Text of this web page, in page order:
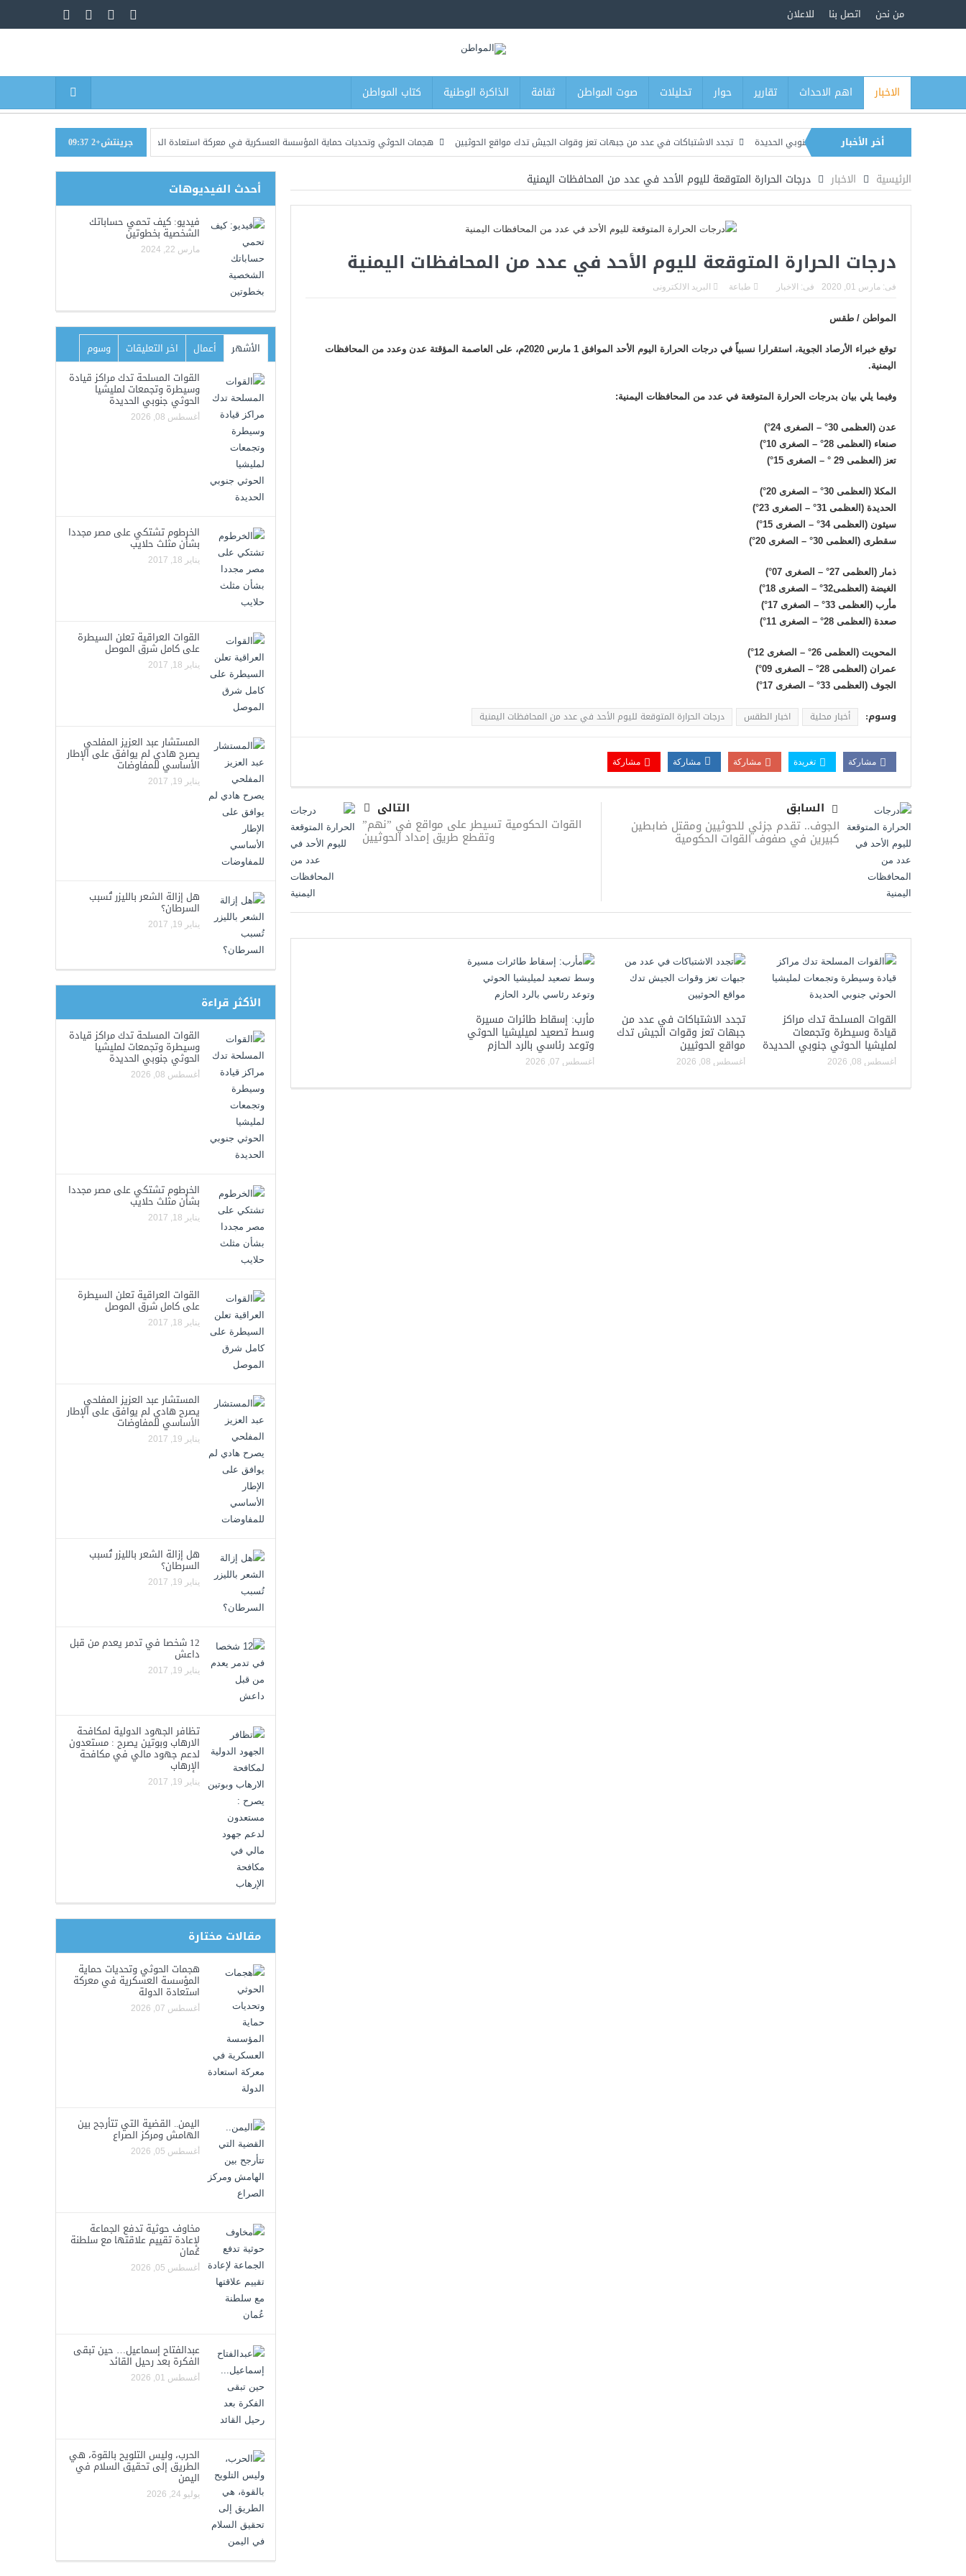
من نحن اتصل بنا للاعلان
الاخبار اهم الاحداث تقارير حوار تحليلات صوت المواطن ثقافة الذاكرة الوطنية كتاب المواطن
أخر الأخبار
وتجمعات لمليشيا الحوثي جنوبي الحديدة تجدد الاشتباكات في عدد من جبهات تعز وقوات الجيش تدك مواقع الحوثيين هجمات الحوثي وتحديات حماية المؤسسة العسكرية في معركة استعادة الدولة
مأرب: إسقاط طائرات مسيرة وسط تصعيد
جرينتش+2 09:37
الرئيسية الاخبار درجات الحرارة المتوقعة لليوم الأحد في عدد من المحافظات اليمنية
درجات الحرارة المتوقعة لليوم الأحد في عدد من المحافظات اليمنية
فى:مارس 01, 2020 فى: الاخبار طباعة البريد الالكترونى
المواطن / طقس
توقع خبراء الأرصاد الجوية، استقرارا نسبياً في درجات الحرارة اليوم الأحد الموافق 1 مارس 2020م، على العاصمة المؤقتة عدن وعدد من المحافظات
اليمنية.
وفيما يلي بيان بدرجات الحرارة المتوقعة في عدد من المحافظات اليمنية:
عدن (العظمى 30° – الصغرى 24°)
صنعاء (العظمى 28° – الصغرى 10°)
تعز (العظمى 29 ° – الصغرى 15°)
المكلا (العظمى 30° – الصغرى 20°)
الحديدة (العظمى 31° – الصغرى 23°)
سيئون (العظمى 34° – الصغرى 15°)
سقطرى (العظمى 30° – الصغرى 20°)
ذمار (العظمى 27° – الصغرى 07°)
الغيضة (العظمى32° – الصغرى 18°)
مأرب (العظمى 33° – الصغرى 17°)
صعدة (العظمى 28° – الصغرى 11°)
المحويت (العظمى 26° – الصغرى 12°)
عمران (العظمى 28° – الصغرى 09°)
الجوف (العظمى 33° – الصغرى 17°)
وسوم: أخبار محلية اخبار الطقس درجات الحرارة المتوقعة لليوم الأحد في عدد من المحافظات اليمنية
مشاركة تغريدة مشاركة مشاركة مشاركة
السابق
الجوف.. تقدم جزئي للحوثيين ومقتل ضابطين
كبيرين في صفوف القوات الحكومية
التالى
القوات الحكومية تسيطر على مواقع في ”نهم”
وتقطع طريق إمداد الحوثيين
القوات المسلحة تدك مراكز
قيادة وسيطرة وتجمعات
لمليشيا الحوثي جنوبي الحديدة
أغسطس 08, 2026
تجدد الاشتباكات في عدد من
جبهات تعز وقوات الجيش تدك
مواقع الحوثيين
أغسطس 08, 2026
مأرب: إسقاط طائرات مسيرة
وسط تصعيد لميليشيا الحوثي
وتوعد رئاسي بالرد الحازم
أغسطس 07, 2026
أحدث الفيديوهات
فيديو: كيف تحمي حساباتك
الشخصية بخطوتين
مارس 22, 2024
الأشهر أعمال اخر التعليقات
وسوم
القوات المسلحة تدك مراكز قيادة
وسيطرة وتجمعات لمليشيا
الحوثي جنوبي الحديدة
أغسطس 08, 2026
الخرطوم تشتكي على مصر مجددا
بشأن مثلث حلايب
يناير 18, 2017
القوات العراقية تعلن السيطرة
على كامل شرق الموصل
يناير 18, 2017
المستشار عبد العزيز المفلحي
يصرح هادي لم يوافق على الإطار
الأساسي للمفاوضات
يناير 19, 2017
هل إزالة الشعر بالليزر تُسبب
السرطان؟
يناير 19, 2017
الأكثر قراءة
القوات المسلحة تدك مراكز قيادة
وسيطرة وتجمعات لمليشيا
الحوثي جنوبي الحديدة
أغسطس 08, 2026
الخرطوم تشتكي على مصر مجددا
بشأن مثلث حلايب
يناير 18, 2017
القوات العراقية تعلن السيطرة
على كامل شرق الموصل
يناير 18, 2017
المستشار عبد العزيز المفلحي
يصرح هادي لم يوافق على الإطار
الأساسي للمفاوضات
يناير 19, 2017
هل إزالة الشعر بالليزر تُسبب
السرطان؟
يناير 19, 2017
12 شخصا في تدمر يعدم من قبل
داعش
يناير 19, 2017
تظافر الجهود الدولية لمكافحة
الارهاب وبوتين يصرح : مستعدون
لدعم جهود مالي في مكافحة
الإرهاب
يناير 19, 2017
مقالات مختارة
هجمات الحوثي وتحديات حماية
المؤسسة العسكرية في معركة
استعادة الدولة
أغسطس 07, 2026
اليمن.. القضية التي تتأرجح بين
الهامش ومركز الصراع
أغسطس 05, 2026
مخاوف حوثية تدفع الجماعة
لإعادة تقييم علاقتها مع سلطنة
عُمان
أغسطس 05, 2026
عبدالفتاح إسماعيل… حين تبقى
الفكرة بعد رحيل القائد
أغسطس 01, 2026
الحرب، وليس التلويح بالقوة، هي
الطريق إلى تحقيق السلام في
اليمن
يوليو 24, 2026